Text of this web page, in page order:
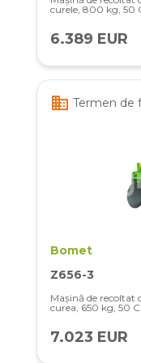
curele, 800 kg, 50
6.389 EUR
business Termen de
Bomet
Z656-3
Mașină de recoltat
curea, 650 kg, 50
7.023 EUR